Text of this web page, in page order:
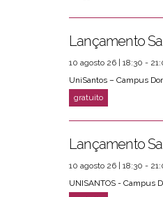
10 agosto 26 | 18:30 -
UniSantos – Campus
10 agosto 26 | 18:30 -
UNISANTOS - Campus